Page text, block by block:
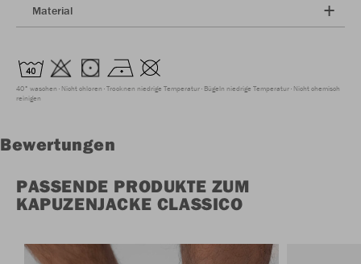
Material
40° waschen Nicht chloren Trocknen niedrige Temperatur Bügeln niedrige Temperatur Nicht chemisch
reinigen
Bewertungen
PASSENDE PRODUKTE ZUM
KAPUZENJACKE CLASSICO